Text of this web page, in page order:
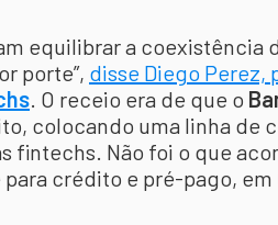
equilibrar a
porte”, disse Diego Perez,
. O receio era de que o
colocando uma linha de
fintechs. Não foi o que
crédito e pré-pago, em